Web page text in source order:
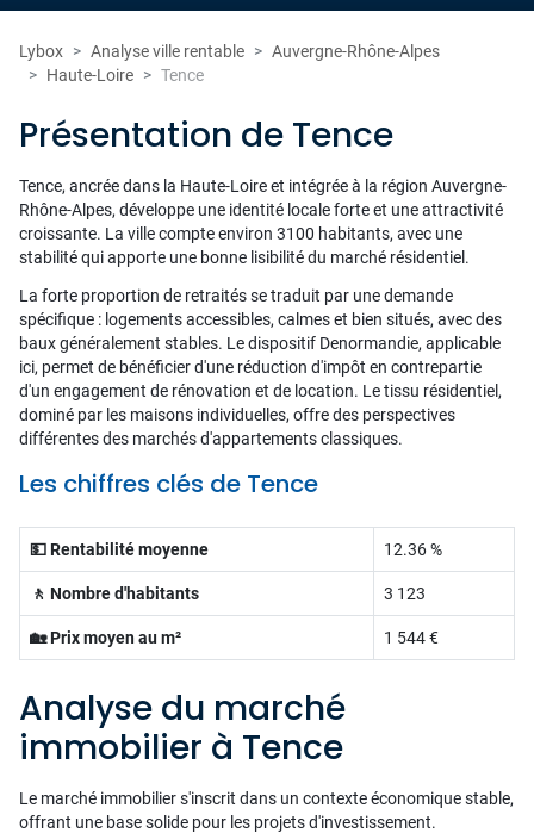
Lybox Analyse ville rentable
Auvergne-Rhône-Alpes
Haute-Loire
Tence
Présentation de Tence
Tence, ancrée dans la Haute-Loire et intégrée à la région Auvergne-
Rhône-Alpes, développe une identité locale forte et une attractivité
croissante. La ville compte environ 3100 habitants, avec une
stabilité qui apporte une bonne lisibilité du marché résidentiel.
La forte proportion de retraités se traduit par une demande
spécifique : logements accessibles, calmes et bien situés, avec des
baux généralement stables. Le dispositif Denormandie, applicable
ici, permet de bénéficier d'une réduction d'impôt en contrepartie
d'un engagement de rénovation et de location. Le tissu résidentiel,
dominé par les maisons individuelles, offre des perspectives
différentes des marchés d'appartements classiques.
Les chiffres clés de Tence
💵 Rentabilité moyenne 12.36 %
🚶 Nombre d'habitants 3 123
🏡 Prix moyen au m² 1 544 €
Analyse du marché
immobilier à Tence
Le marché immobilier s'inscrit dans un contexte économique stable,
offrant une base solide pour les projets d'investissement.